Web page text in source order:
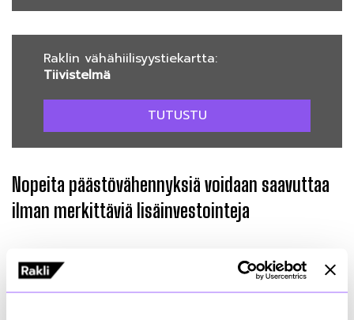
Raklin vähähiilisyystiekartta:
Tiivistelmä
TUTUSTU
Nopeita päästövähennyksiä voidaan saavuttaa
ilman merkittäviä lisäinvestointeja
Tiekartan skenaariolaskennat ja case-esimerkit
osoittavat, että jo olemassa olevilla keinoilla ilman
lisäinvestointeja ja uusia teknologioita voidaan